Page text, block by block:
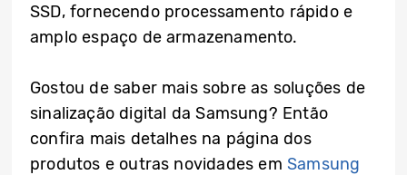
SSD, fornecendo processamento rápido e
amplo espaço de armazenamento.
Gostou de saber mais sobre as soluções de
sinalização digital da Samsung? Então
confira mais detalhes na página dos
produtos e outras novidades em Samsung